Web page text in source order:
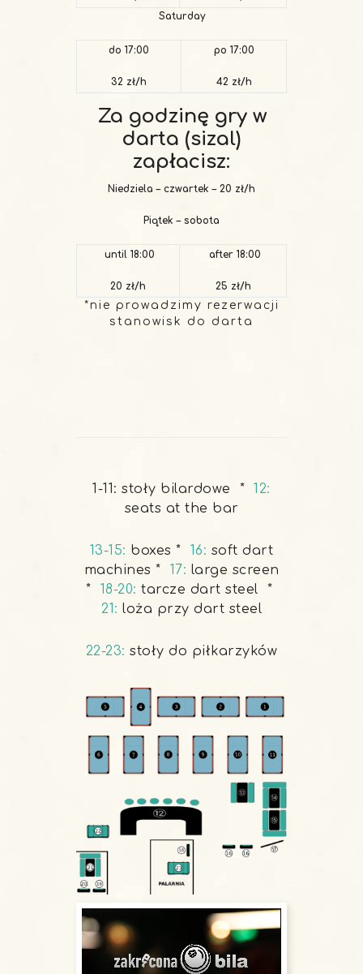
Saturday
do 17:00
32 zł/h
po 17:00
42 zł/h
Za godzinę gry w
darta (sizal)
zapłacisz:
Niedziela – czwartek – 20 zł/h
Piątek – sobota
until 18:00
20 zł/h
after 18:00
25 zł/h
*nie prowadzimy rezerwacji
stanowisk do darta
1-11: stoły bilardowe *
12:
seats at the bar
13-15: boxes * 16: soft dart
machines *
17: large screen
*
18-20: tarcze dart steel *
21: loża przy dart steel
22-23: stoły do piłkarzyków